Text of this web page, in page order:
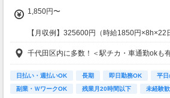
※車・バイク通勤に関して施設により異なる
1,850円〜
【月収例】325600円（時給1850円×8h×22
7：00～19：00で1日4ｈ～、週3～5日(週
以上)
★シフト例：9-18時、7-11時、8-12時、9-
など
千代田区内に多数！＜駅チカ・車通勤okも
日払い・週払いOK 長期 即日勤務OK
平日
副業・ＷワークOK
残業月20時間以下 未経験